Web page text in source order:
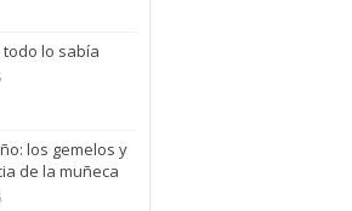
lo sabía
los gemelos y
de la muñeca